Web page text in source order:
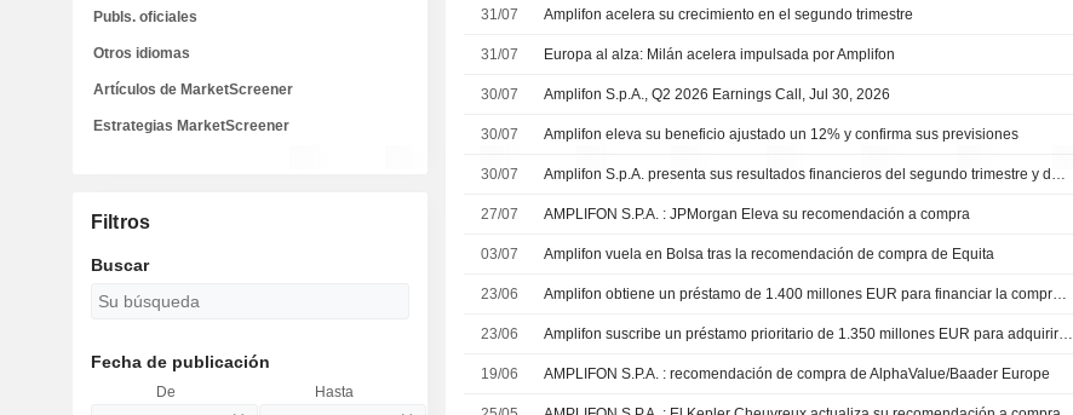
31/07 Amplifon acelera su crecimiento en el segundo trimestre
31/07 Europa al alza: Milán acelera impulsada por Amplifon
30/07 Amplifon S.p.A., Q2 2026 Earnings Call, Jul 30, 2026
30/07 Amplifon eleva su beneficio ajustado un 12% y confirma sus previsiones
30/07 Amplifon S.p.A. presenta sus resultados financieros del segundo trimestre y del primer semestre de 2026
27/07 AMPLIFON S.P.A. : JPMorgan Eleva su recomendación a compra
03/07 Amplifon vuela en Bolsa tras la recomendación de compra de Equita
23/06 Amplifon obtiene un préstamo de 1.400 millones EUR para financiar la compra de GN Hearing
23/06 Amplifon suscribe un préstamo prioritario de 1.350 millones EUR para adquirir GN Hearing
19/06 AMPLIFON S.P.A. : recomendación de compra de AlphaValue/Baader Europe
Publs. oficiales
Otros idiomas
Artículos de MarketScreener
Estrategias MarketScreener
Filtros
Buscar
Fecha de publicación
De Hasta